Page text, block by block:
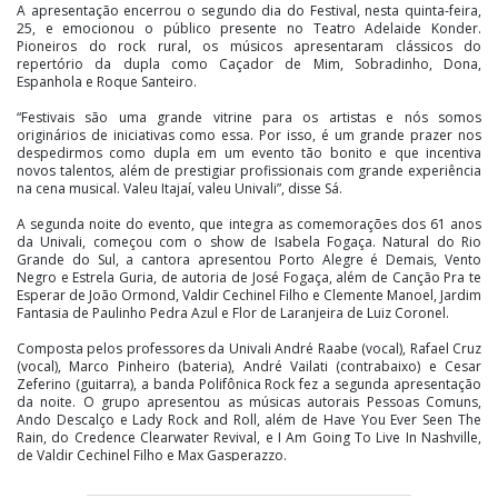
A apresentação encerrou o segundo dia do Festival, nesta quinta-feira,
25, e emocionou o público presente no Teatro Adelaide Konder.
Pioneiros do rock rural, os músicos apresentaram clássicos do
repertório da dupla como Caçador de Mim, Sobradinho, Dona,
Espanhola e Roque Santeiro.
“Festivais são uma grande vitrine para os artistas e nós somos
originários de iniciativas como essa. Por isso, é um grande prazer nos
despedirmos como dupla em um evento tão bonito e que incentiva
novos talentos, além de prestigiar profissionais com grande experiência
na cena musical. Valeu Itajaí, valeu Univali”, disse Sá.
A segunda noite do evento, que integra as comemorações dos 61 anos
da Univali, começou com o show de Isabela Fogaça. Natural do Rio
Grande do Sul, a cantora apresentou Porto Alegre é Demais, Vento
Negro e Estrela Guria, de autoria de José Fogaça, além de Canção Pra te
Esperar de João Ormond, Valdir Cechinel Filho e Clemente Manoel, Jardim
Fantasia de Paulinho Pedra Azul e Flor de Laranjeira de Luiz Coronel.
Composta pelos professores da Univali André Raabe (vocal), Rafael Cruz
(vocal), Marco Pinheiro (bateria), André Vailati (contrabaixo) e Cesar
Zeferino (guitarra), a banda Polifônica Rock fez a segunda apresentação
da noite. O grupo apresentou as músicas autorais Pessoas Comuns,
Ando Descalço e Lady Rock and Roll, além de Have You Ever Seen The
Rain, do Credence Clearwater Revival, e I Am Going To Live In Nashville,
de Valdir Cechinel Filho e Max Gasperazzo.
A cantora australiana Janine Helene e o multi-instrumentista e compositor